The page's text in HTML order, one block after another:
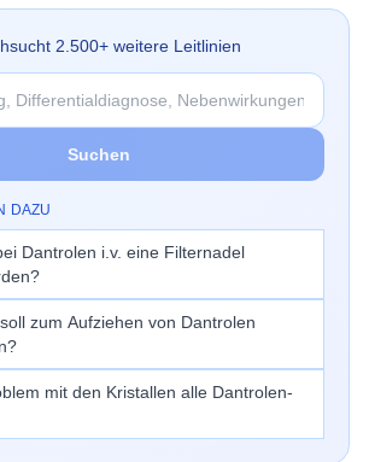
2.500+ weitere Leitlinien
Suchen
DAZU
Dantrolen i.v. eine Filternadel
zum Aufziehen von Dantrolen
mit den Kristallen alle Dantrolen-